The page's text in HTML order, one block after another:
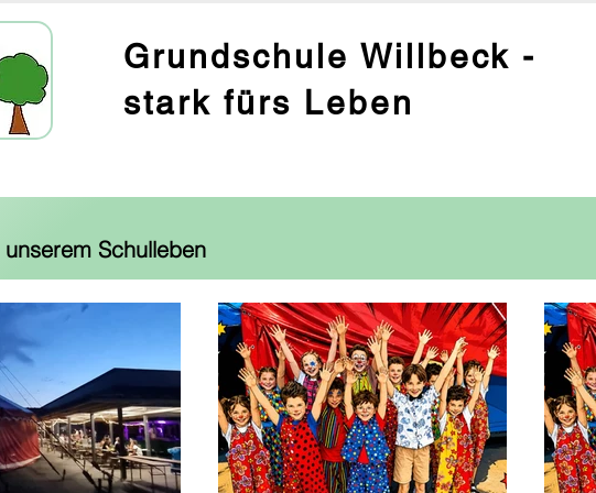
Grundschule Willbeck -
stark fürs Leben
Schulleben